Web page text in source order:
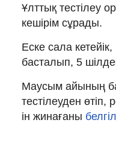
Ұлттық тестілеу
кешірім сұрады.
Еске сала
басталып, 5
Маусым айының
тестілеуден
ін жинағаны